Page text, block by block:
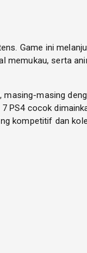
Game ini
serta
masing
PS4 cocok
kompetitif dan